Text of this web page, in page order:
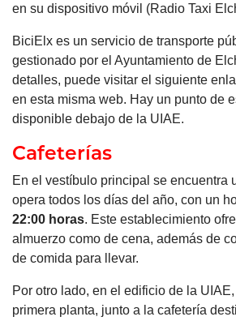
en su dispositivo móvil (Radio Taxi
BiciElx es un servicio de transporte
gestionado por el Ayuntamiento de
detalles, puede visitar el siguiente
en esta misma web. Hay un punto de
disponible debajo de la UIAE.
Cafeterías
En el vestíbulo principal se encuentra
opera todos los días del año, con un
22:00 horas. Este establecimiento
almuerzo como de cena, además de
de comida para llevar.
Por otro lado, en el edificio de la
primera planta, junto a la cafetería